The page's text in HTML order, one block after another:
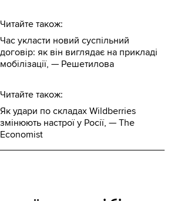
Читайте також:
Час укласти новий суспільний
договір: як він виглядає на прикладі
мобілізації, — Решетилова
Читайте також:
Як удари по складах Wildberries
змінюють настрої у Росії, — The
Economist